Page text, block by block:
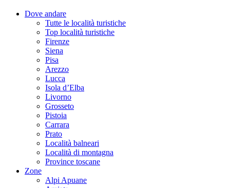
Dove andare
Tutte le località turistiche
Top località turistiche
Firenze
Siena
Pisa
Arezzo
Lucca
Isola d’Elba
Livorno
Grosseto
Pistoia
Carrara
Prato
Località balneari
Località di montagna
Province toscane
Zone
Alpi Apuane